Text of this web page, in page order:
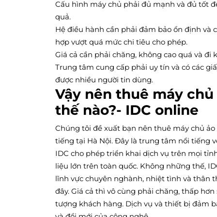
Cấu hình máy chủ phải đủ mạnh và đủ tốt
quả.
Hệ điều hành cần phải đảm bảo ổn định
hợp vượt quá mức chi tiêu cho phép.
Giá cả cần phải chăng, không cao quá và đi
Trung tâm cung cấp phải uy tín và có các
được nhiều người tin dùng.
Vậy nên thuê máy
thế nào?- IDC online
Chúng tôi đề xuất bạn nên thuê máy chủ
tiếng tại Hà Nội. Đây là trung tâm nổi tiếng
IDC cho phép triển khai dịch vụ trên mọi
liệu lớn trên toàn quốc. Không những thế,
lĩnh vực chuyên nghành, nhiệt tình và thân
đây. Giá cả thì vô cùng phải chăng, thấp
tượng khách hàng. Dịch vụ và thiết bị đảm